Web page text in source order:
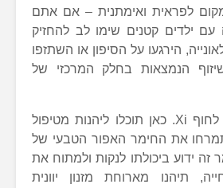
לפראית ואימתנית – אם אתם
עם ילדים קטנים שימו לב להחזיק
הירגעו על הסיפון או השתזפו
הנמצאות בחלק המרכזי של
לאחר מכן תמשיכו לחוף Xi. כאן תוכלו ליהנות מטיפול
את החימר האפור הטבעי של
זה ידוע ביכולתו לנקות ולמתוח את
תיהנו מארוחת מזנון יוונית